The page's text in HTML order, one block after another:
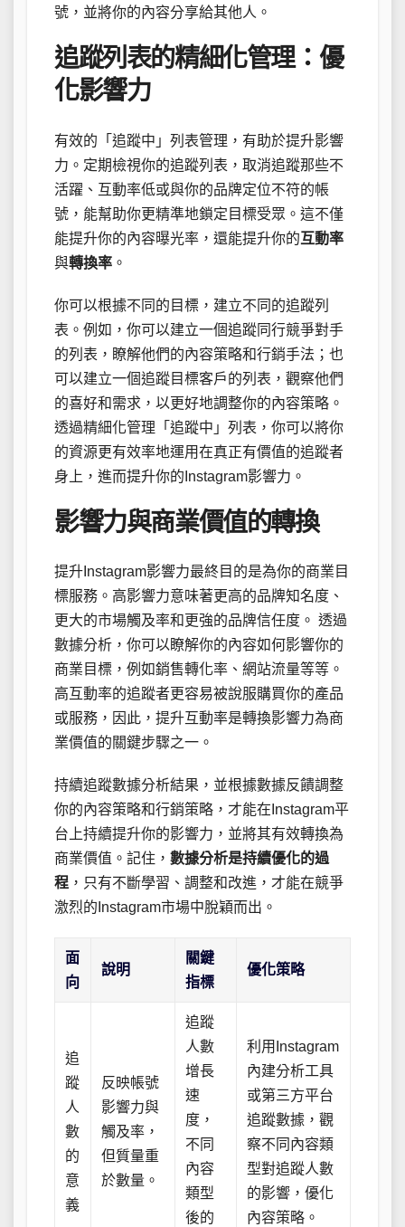
號，並將你的內容分享給其他人。
追蹤列表的精細化管理：優
化影響力
有效的「追蹤中」列表管理，有助於提升影響
力。定期檢視你的追蹤列表，取消追蹤那些不
活躍、互動率低或與你的品牌定位不符的帳
號，能幫助你更精準地鎖定目標受眾。這不僅
能提升你的內容曝光率，還能提升你的互動率
與轉換率 。
你可以根據不同的目標，建立不同的追蹤列
表。例如，你可以建立一個追蹤同行競爭對手
的列表，瞭解他們的內容策略和行銷手法；也
可以建立一個追蹤目標客戶的列表，觀察他們
的喜好和需求，以更好地調整你的內容策略。
透過精細化管理「追蹤中」列表，你可以將你
的資源更有效率地運用在真正有價值的追蹤者
身上，進而提升你的Instagram影響力。
影響力與商業價值的轉換
提升Instagram影響力最終目的是為你的商業目
標服務。高影響力意味著更高的品牌知名度、
更大的市場觸及率和更強的品牌信任度。 透過
數據分析，你可以瞭解你的內容如何影響你的
商業目標，例如銷售轉化率、網站流量等等。
高互動率的追蹤者更容易被說服購買你的產品
或服務，因此，提升互動率是轉換影響力為商
業價值的關鍵步驟之一。
持續追蹤數據分析結果，並根據數據反饋調整
你的內容策略和行銷策略，才能在Instagram平
台上持續提升你的影響力，並將其有效轉換為
商業價值。記住， 數據分析是持續優化的過
程 ，只有不斷學習、調整和改進，才能在競爭
激烈的Instagram市場中脫穎而出。
面
向
說明
關鍵
指標
優化策略
追
蹤
人
數
的
意
義
反映帳號
影響力與
觸及率，
但質量重
於數量。
追蹤
人數
增長
速
度，
不同
內容
類型
後的
利用Instagram
內建分析工具
或第三方平台
追蹤數據，觀
察不同內容類
型對追蹤人數
的影響，優化
內容策略。